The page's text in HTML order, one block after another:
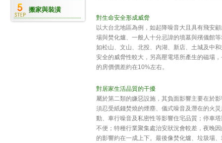
搬家與裝潢
對生命安全形成威脅
以大台北地區為例，如起降噪音大且具有飛安
場與焚化爐、一般人十分忌諱的墳墓與殯儀館
如松山、文山、北投、內湖、新店、土城及中
安全的威脅性較大，另高壓電塔所產生的磁場
的房價價差約在10%左右。
對居家生活品質的干擾
屬於第二類的嫌惡設施，其負面影響主要在於
須忍受紙錢焚燒的煙塵、儀式噪音及潛在的火
動、車行噪音及私密性等影響住宅品質；停車
不便；特種行業聚集處治安狀況會較差，夜晚
的影響約在一成上下。最後像焚化爐、垃圾場